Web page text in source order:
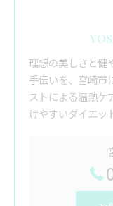
理想の美しさと健
手伝いを、宮崎市
ストによる温熱ケ
けやすいダイエッ